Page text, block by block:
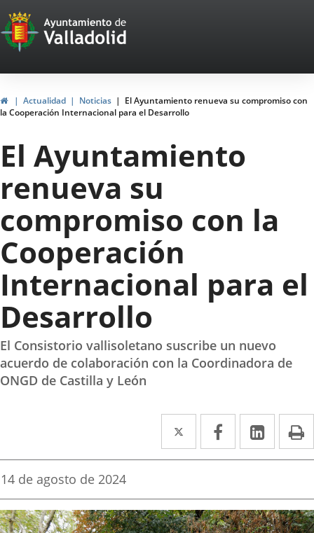
Portal
Web
del
Ayuntamiento
de
Valladolid
HomeActualidad Noticias
El Ayuntamiento renueva su compromiso con
la Cooperación Internacional para el Desarrollo
El Ayuntamiento
renueva su
compromiso con la
Cooperación
Internacional para el
Desarrollo
El Consistorio vallisoletano suscribe un nuevo
acuerdo de colaboración con la Coordinadora de
ONGD de Castilla y León
Twitter
Enlace
a
aplicación
externa.
Facebook
Enlace
a
aplicación
externa.
Enlace
a
Fecha
la
noticia
14 de agosto de 2024